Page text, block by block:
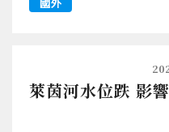
國外
萊茵河水位跌 影